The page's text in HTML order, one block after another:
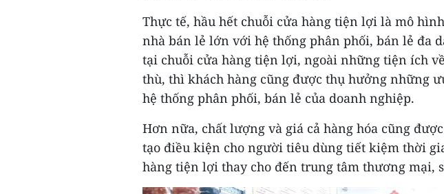
Thực tế, hầu hết chuỗi cửa hàng tiện lợi là mô
nhà bán lẻ lớn với hệ thống phân phối, bán lẻ đa
tại chuỗi cửa hàng tiện lợi, ngoài những tiện ích
thù, thì khách hàng cũng được thụ hưởng những
hệ thống phân phối, bán lẻ của doanh nghiệp.
Hơn nữa, chất lượng và giá cả hàng hóa cũng
tạo điều kiện cho người tiêu dùng tiết kiệm thời
hàng tiện lợi thay cho đến trung tâm thương mại,